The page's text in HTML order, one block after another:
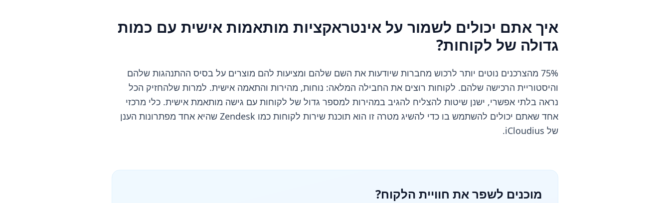
איך אתם יכולים לשמור על אינטראקציות מותאמות אישית עם כמות
גדולה של לקוחות?
75% מהצרכנים נוטים יותר לרכוש מחברות שיודעות את השם שלהם ומציעות להם מוצרים על בסיס ההתנהגות שלהם
והיסטוריית הרכישה שלהם. לקוחות רוצים את החבילה המלאה: נוחות, מהירות והתאמה אישית. למרות שלהחזיק הכל
נראה בלתי אפשרי, ישנן שיטות להצליח להגיב במהירות למספר גדול של לקוחות עם גישה מותאמת אישית. כלי מרכזי
אחד שאתם יכולים להשתמש בו כדי להשיג מטרה זו הוא תוכנת שירות לקוחות כמו Zendesk שהיא אחד מפתרונות הענן
של iCloudius.
מוכנים לשפר את חוויית הלקוח?